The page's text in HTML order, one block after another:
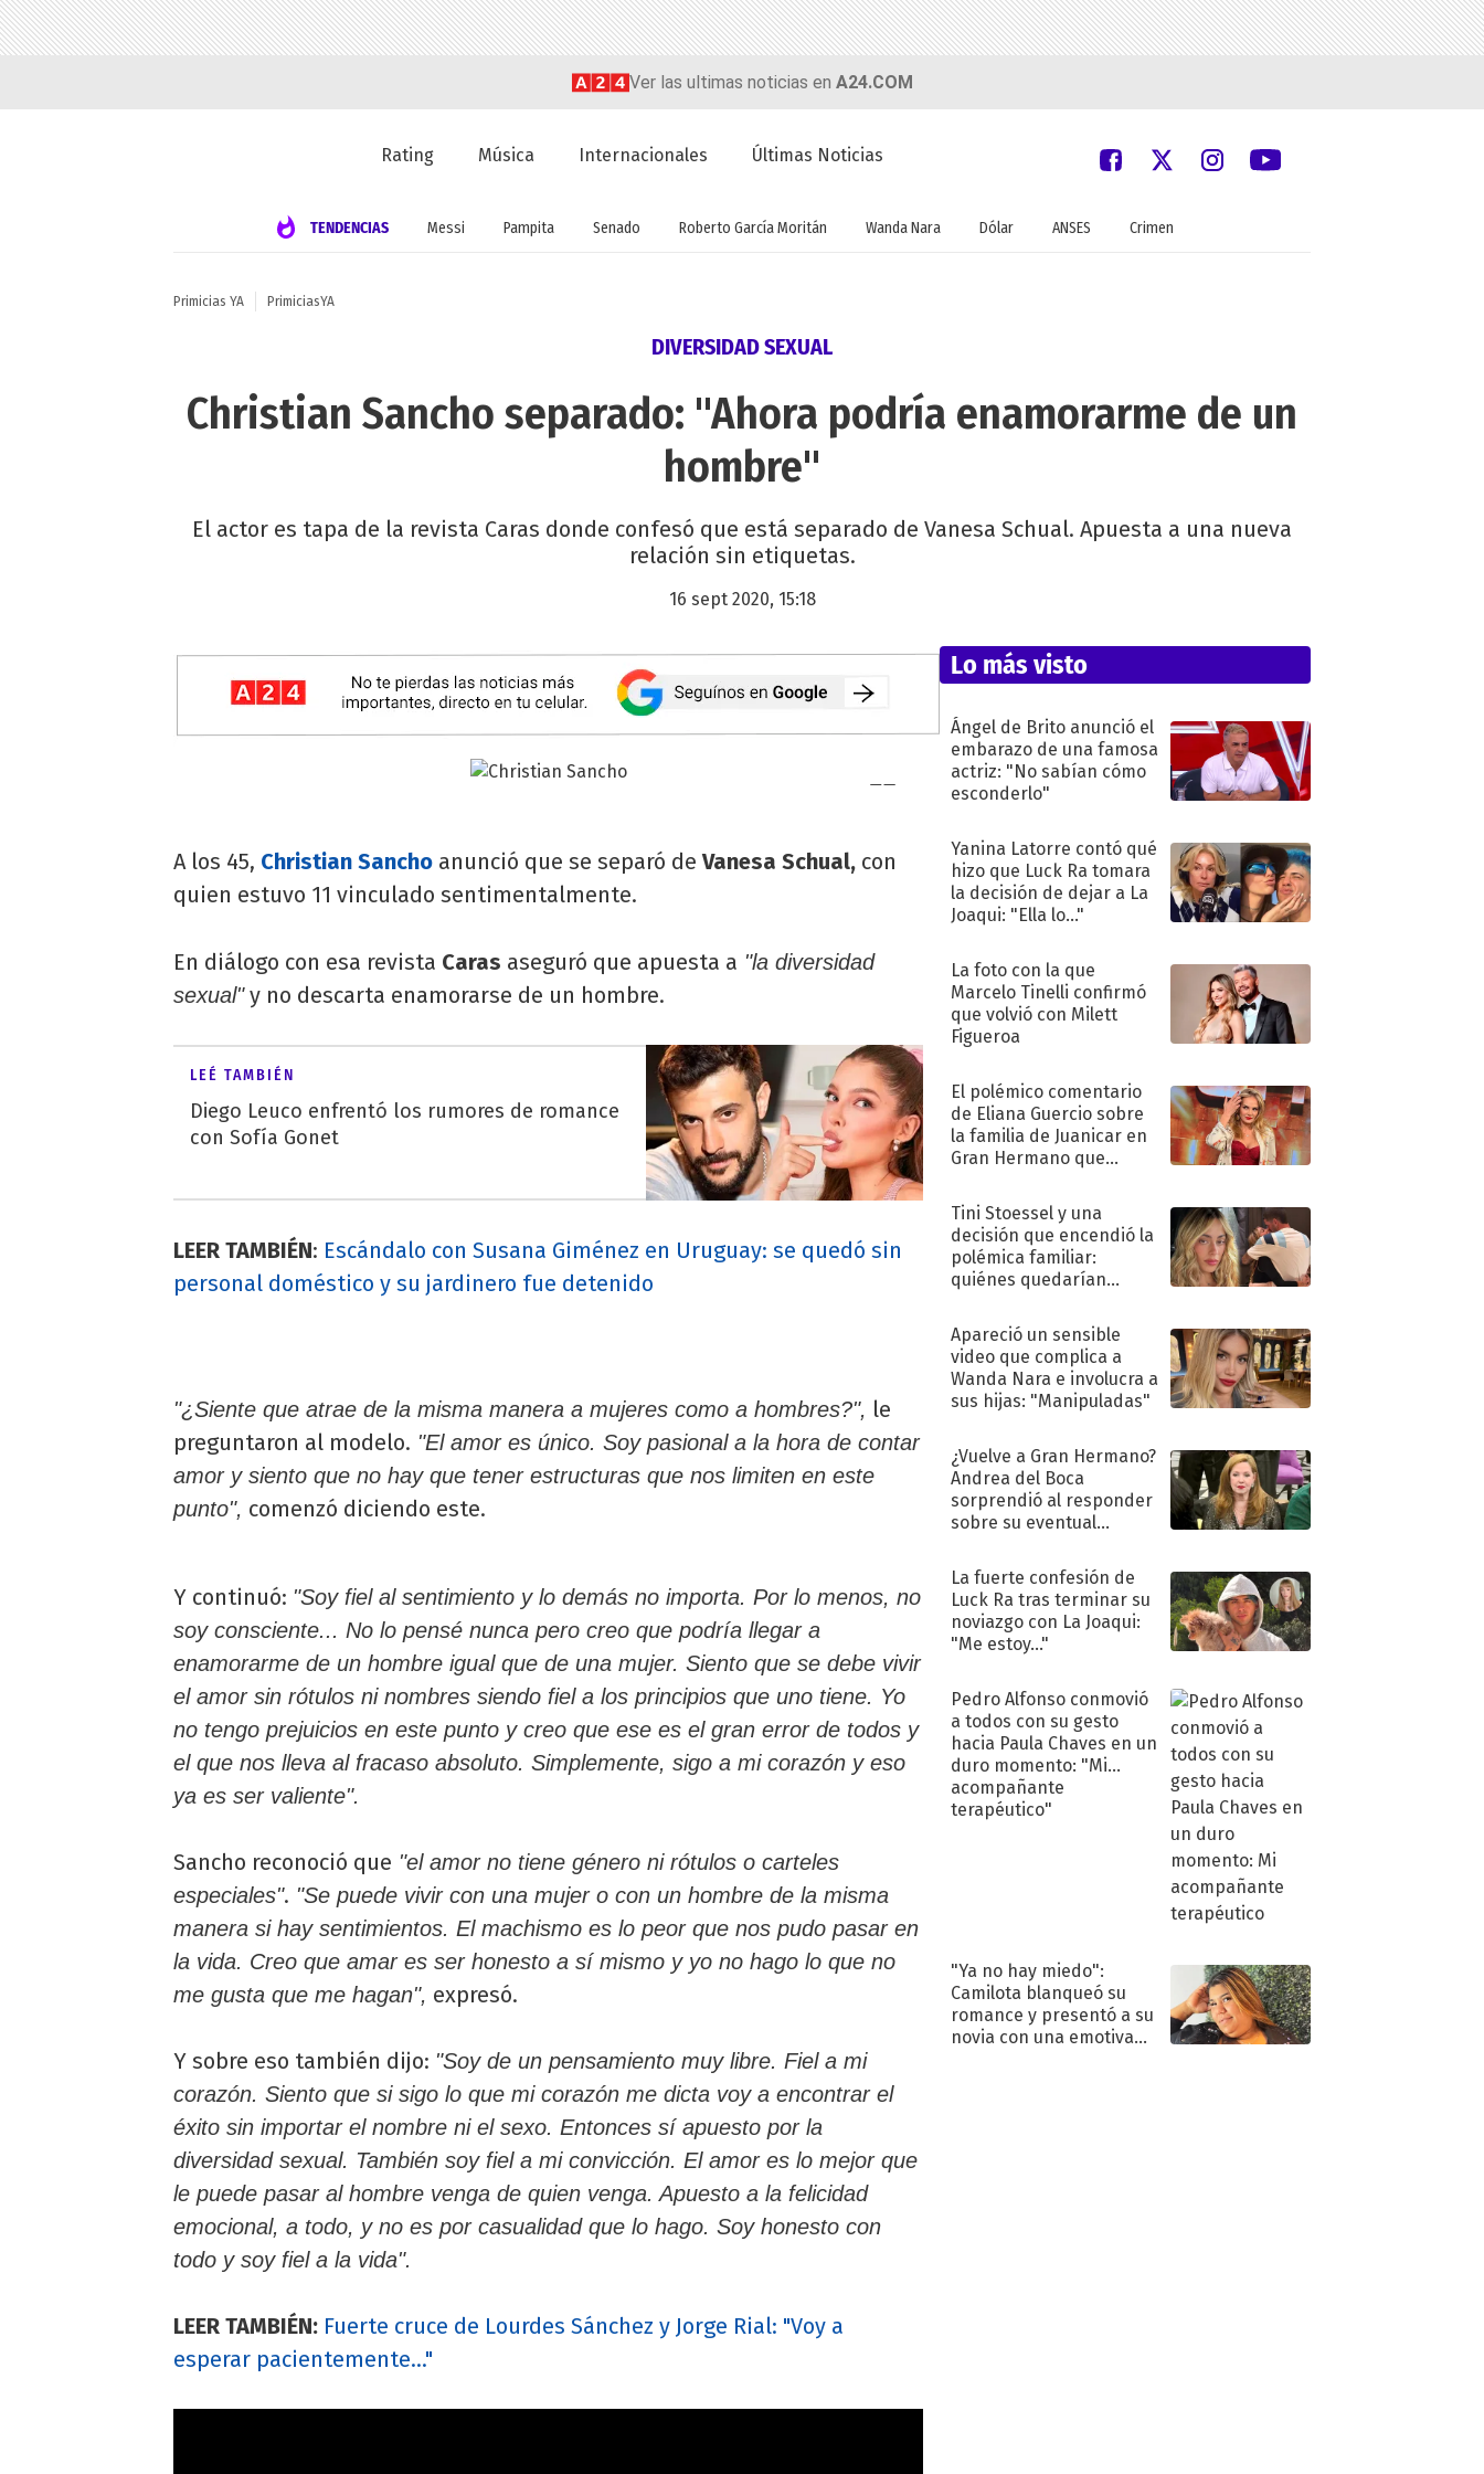
Ver las ultimas noticias en A24.COM
Rating Música Internacionales Últimas Noticias
TENDENCIAS Messi Pampita Senado Roberto García Moritán Wanda Nara Dólar ANSES Crimen
Primicias YA PrimiciasYA
DIVERSIDAD SEXUAL
Christian Sancho separado: "Ahora podría enamorarme de un
hombre"
El actor es tapa de la revista Caras donde confesó que está separado de Vanesa Schual. Apuesta a una nueva
relación sin etiquetas.
16 sept 2020, 15:18
A los 45, Christian Sancho anunció que se separó deVanesa Schual, con
quien estuvo 11 vinculado sentimentalmente.
En diálogo con esa revista Caras aseguró que apuesta a "la diversidad
sexual"y no descarta enamorarse de un hombre.
LEÉ TAMBIÉN
Diego Leuco enfrentó los rumores de romance
con Sofía Gonet
LEER TAMBIÉN: Escándalo con Susana Giménez en Uruguay: se quedó sin
personal doméstico y su jardinero fue detenido
"¿Siente que atrae de la misma manera a mujeres como a hombres?", le
preguntaron al modelo. "El amor es único. Soy pasional a la hora de contar
amor y siento que no hay que tener estructuras que nos limiten en este
punto", comenzó diciendo este.
Y continuó: "Soy fiel al sentimiento y lo demás no importa. Por lo menos, no
soy consciente... No lo pensé nunca pero creo que podría llegar a
enamorarme de un hombre igual que de una mujer. Siento que se debe vivir
el amor sin rótulos ni nombres siendo fiel a los principios que uno tiene. Yo
no tengo prejuicios en este punto y creo que ese es el gran error de todos y
el que nos lleva al fracaso absoluto. Simplemente, sigo a mi corazón y eso
ya es ser valiente".
Sancho reconoció que "el amor no tiene género ni rótulos o carteles
especiales". "Se puede vivir con una mujer o con un hombre de la misma
manera si hay sentimientos. El machismo es lo peor que nos pudo pasar en
la vida. Creo que amar es ser honesto a sí mismo y yo no hago lo que no
me gusta que me hagan", expresó.
Y sobre eso también dijo: "Soy de un pensamiento muy libre. Fiel a mi
corazón. Siento que si sigo lo que mi corazón me dicta voy a encontrar el
éxito sin importar el nombre ni el sexo. Entonces sí apuesto por la
diversidad sexual. También soy fiel a mi convicción. El amor es lo mejor que
le puede pasar al hombre venga de quien venga. Apuesto a la felicidad
emocional, a todo, y no es por casualidad que lo hago. Soy honesto con
todo y soy fiel a la vida".
LEER TAMBIÉN: Fuerte cruce de Lourdes Sánchez y Jorge Rial: "Voy a
esperar pacientemente..."
Lo más visto
Ángel de Brito anunció el
embarazo de una famosa
actriz: "No sabían cómo
esconderlo"
Yanina Latorre contó qué
hizo que Luck Ra tomara
la decisión de dejar a La
Joaqui: "Ella lo..."
La foto con la que
Marcelo Tinelli confirmó
que volvió con Milett
Figueroa
El polémico comentario
de Eliana Guercio sobre
la familia de Juanicar en
Gran Hermano que
Tini Stoessel y una
decisión que encendió la
polémica familiar:
quiénes quedarían
Apareció un sensible
video que complica a
Wanda Nara e involucra a
sus hijas: "Manipuladas"
¿Vuelve a Gran Hermano?
Andrea del Boca
sorprendió al responder
sobre su eventual
La fuerte confesión de
Luck Ra tras terminar su
noviazgo con La Joaqui:
"Me estoy..."
Pedro Alfonso conmovió
a todos con su gesto
hacia Paula Chaves en un
duro momento: "Mi
acompañante
terapéutico"
"Ya no hay miedo":
Camilota blanqueó su
romance y presentó a su
novia con una emotiva